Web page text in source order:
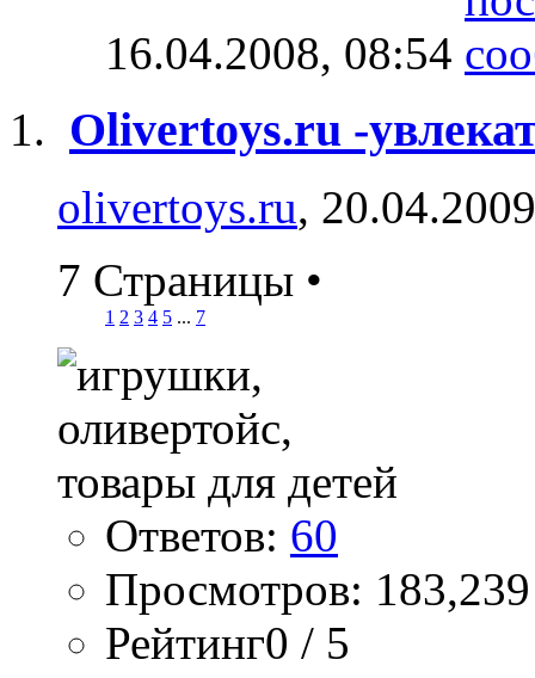
16.04.2008, 08:54
Olivertoys.ru -
olivertoys.ru,
7 Страницы •
1 2 3 4 5 ... 7
Ответов: 60
Просмотров: 183,239
Рейтинг0 / 5